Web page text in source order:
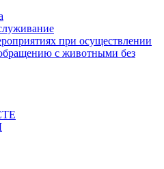
при осуществлении
с животными без